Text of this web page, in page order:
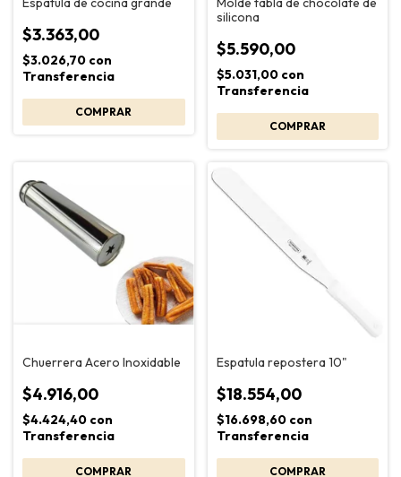
$3.363,00
$3.026,70 con
Transferencia
silicona
$5.590,00
$5.031,00 con
Transferencia
Chuerrera Acero Inoxidable
$4.916,00
$4.424,40 con
Transferencia
Espatula repostera 10"
$18.554,00
$16.698,60 con
Transferencia